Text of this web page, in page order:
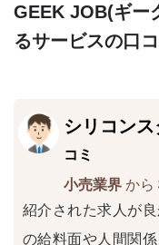
GEEK JOB(ギー
るサービスの口コ
シリコン
コミ
小売業界 から
紹介された求人が
の給料面や人間関